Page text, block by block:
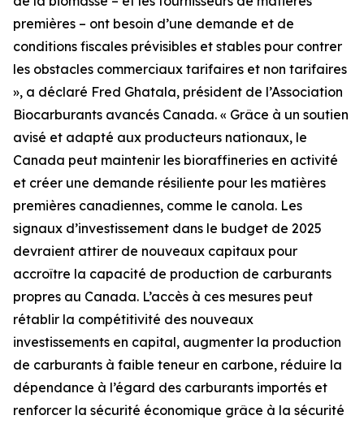
premières – ont besoin d’une demande et de
conditions fiscales prévisibles et stables pour contrer
les obstacles commerciaux tarifaires et non tarifaires
», a déclaré Fred Ghatala, président de l’Association
Biocarburants avancés Canada. « Grâce à un soutien
avisé et adapté aux producteurs nationaux, le
Canada peut maintenir les bioraffineries en activité
et créer une demande résiliente pour les matières
premières canadiennes, comme le canola. Les
signaux d’investissement dans le budget de 2025
devraient attirer de nouveaux capitaux pour
accroître la capacité de production de carburants
propres au Canada. L’accès à ces mesures peut
rétablir la compétitivité des nouveaux
investissements en capital, augmenter la production
de carburants à faible teneur en carbone, réduire la
dépendance à l’égard des carburants importés et
renforcer la sécurité économique grâce à la sécurité